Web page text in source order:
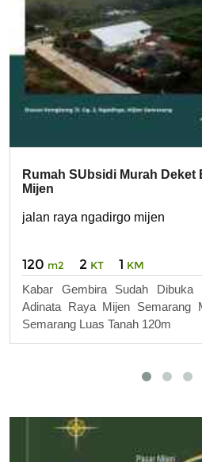
Rumah SUbsidi Murah
Mijen
jalan raya ngadirgo mijen
120 m2 2 KT 1 KM
Kabar Gembira Sudah Dibuka
Adinata Raya Mijen Semarang
Semarang Luas Tanah 120m